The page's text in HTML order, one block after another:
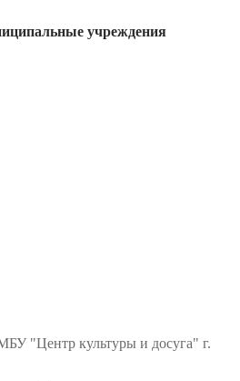
учреждения
"Центр культуры и досуга" г.